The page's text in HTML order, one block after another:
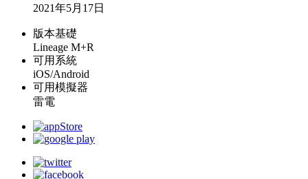
2021年5月17日
版本基礎
Lineage M+R
可用系統
iOS/Android
可用模擬器
雷電